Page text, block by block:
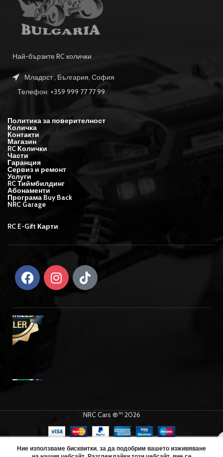
Най-бързите RC колички
Младост , България, София
Телефон: +359 999 77 77 99
Политика за поверителност
Количка
Контакти
Магазин
RC Колички
Части
Гаранция
Сервиз и ремонт
Услуги
RC Тиймбилдинг
Абонаменти
Програма Buy Back
NRC Garage
RC E-Gift Карти
NRC Cars ®™ 2026
Ние използваме бисквитки, за да подобрим вашето изживяване
Team
Corally